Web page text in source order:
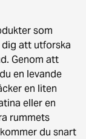
som
att utforska
Genom att
en levande
en liten
eller en
rummets
du snart